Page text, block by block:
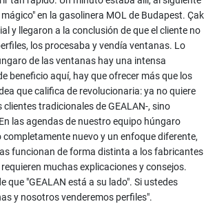
en la gasolinera MOL de Budapest. Çak
y llegaron a la conclusión de que el cliente no
los procesaba y vendía ventanas. Lo
de las ventanas hay una intensa
beneficio aquí, hay que ofrecer más que los
que califica de revolucionaria: ya no quiere
tradicionales de GEALAN-, sino
las agendas de nuestro equipo húngaro
nuevo y un enfoque diferente,
funcionan de forma distinta a los fabricantes
muchas explicaciones y consejos.
que "GEALAN está a su lado". Si ustedes
y nosotros venderemos perfiles".